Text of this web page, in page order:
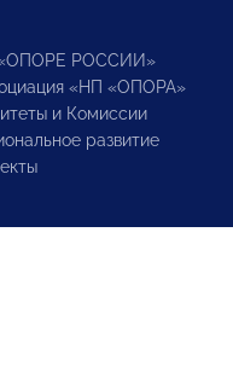
РОССИИ»
«НП «ОПОРА»
и Комиссии
развитие